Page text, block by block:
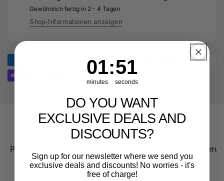
Original
Ersatzteil
Audi
Sportback
-
Original
für
Sportback
Gewöhnlich fertig in 2 - 4 Tagen
Shop-Informationen anzeigen
Produktbeschreibung Wichtige Hinweise zum
Countdown ends in:
1
01
minutes
: 51
51
seconds
DO YOU WANT
EXCLUSIVE DEALS AND
DISCOUNTS?
Sign up for our newsletter where we send you
exclusive deals and discounts! No worries - it's
free of charge!